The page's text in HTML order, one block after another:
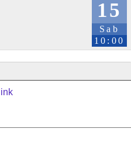
15
Sab
10:00